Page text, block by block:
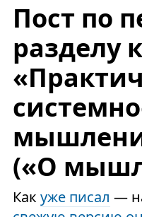
Пост по
разделу
(«О
Как уже писал —